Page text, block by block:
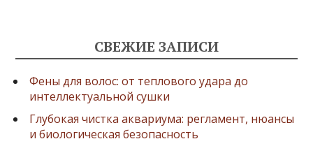
СВЕЖИЕ ЗАПИСИ
Фены для волос: от теплового удара до
интеллектуальной сушки
Глубокая чистка аквариума: регламент, нюансы
и биологическая безопасность